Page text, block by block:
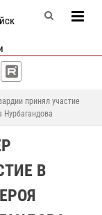
принял участие
В